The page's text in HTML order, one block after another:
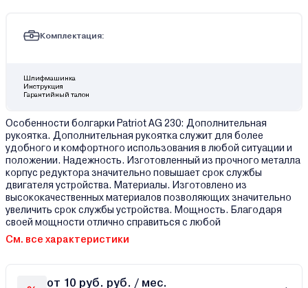
Комплектация:
Шлифмашинка
Инструкция
Гарантийный талон
Особенности болгарки Patriot AG 230: Дополнительная
рукоятка. Дополнительная рукоятка служит для более
удобного и комфортного использования в любой ситуации и
положении. Надежность. Изготовленный из прочного металла
корпус редуктора значительно повышает срок службы
двигателя устройства. Материалы. Изготовлено из
высококачественных материалов позволяющих значительно
увеличить срок службы устройства. Мощность. Благодаря
своей мощности отлично справиться с любой
См. все характеристики
от 10 руб. руб. / мес.